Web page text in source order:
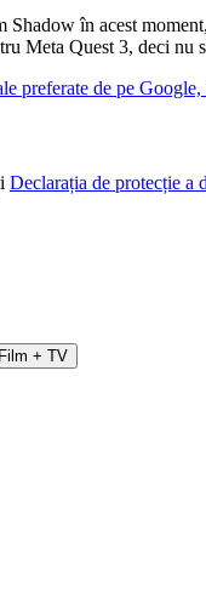
în acest
Meta Quest 3, deci
preferate de pe
Declarația de protecție a
Film + TV